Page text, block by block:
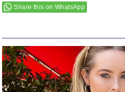
Share this on WhatsApp